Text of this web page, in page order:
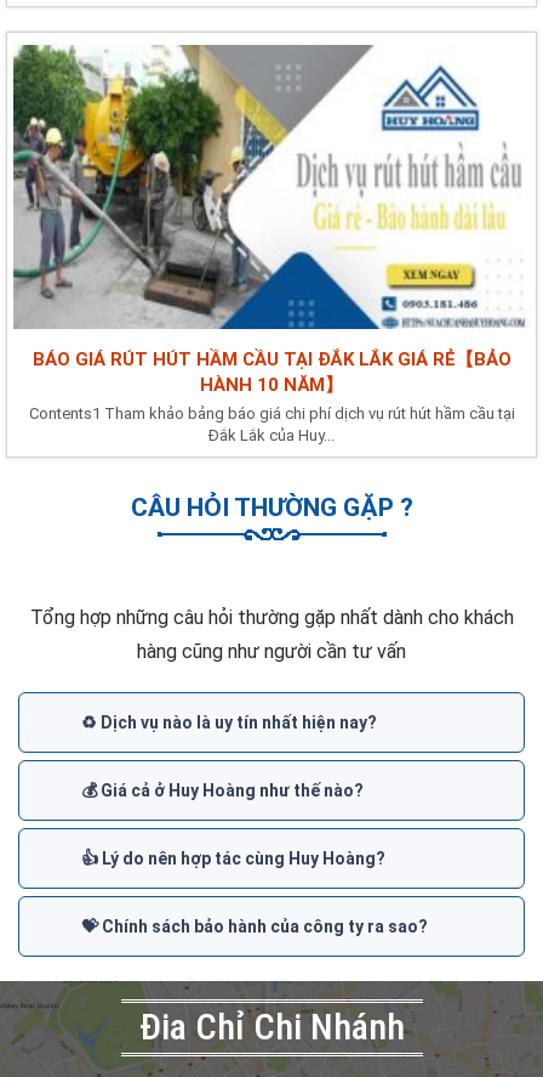
BÁO GIÁ RÚT HÚT HẦM CẦU TẠI ĐẮK LẮK GIÁ RẺ【BẢO
HÀNH 10 NĂM】
Contents1 Tham khảo bảng báo giá chi phí dịch vụ rút hút hầm cầu tại
Đắk Lắk của Huy...
CÂU HỎI THƯỜNG GẶP ?
Tổng hợp những câu hỏi thường gặp nhất dành cho khách
hàng cũng như người cần tư vấn
♻️ Dịch vụ nào là uy tín nhất hiện nay?
💰 Giá cả ở Huy Hoàng như thế nào?
👍 Lý do nên hợp tác cùng Huy Hoàng?
💝 Chính sách bảo hành của công ty ra sao?
Đia Chỉ Chi Nhánh